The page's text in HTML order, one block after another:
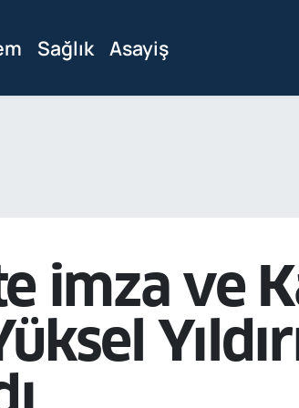
Sağlık Asayiş
imza ve